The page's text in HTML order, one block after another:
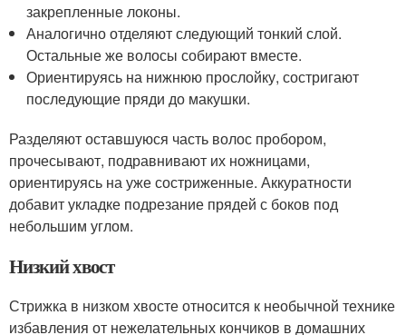
закрепленные локоны.
Аналогично отделяют следующий тонкий слой.
Остальные же волосы собирают вместе.
Ориентируясь на нижнюю прослойку, состригают
последующие пряди до макушки.
Разделяют оставшуюся часть волос пробором,
прочесывают, подравнивают их ножницами,
ориентируясь на уже состриженные. Аккуратности
добавит укладке подрезание прядей с боков под
небольшим углом.
Низкий хвост
Стрижка в низком хвосте относится к необычной технике
избавления от нежелательных кончиков в домашних